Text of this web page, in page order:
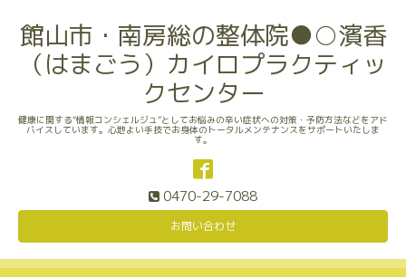
館山市・南房総の整体院●○濱香
（はまごう）カイロプラクティッ
クセンター
健康に関する“情報コンシェルジュ”としてお悩みの辛い症状への対策・予防方法などをアド
バイスしています。心地よい手技でお身体のトータルメンテナンスをサポートいたしま
す。
0470-29-7088
お問い合わせ